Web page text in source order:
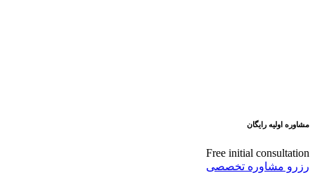
مشاوره اولیه رایگان
Free initial consultation
رزرو مشاوره تخصصی